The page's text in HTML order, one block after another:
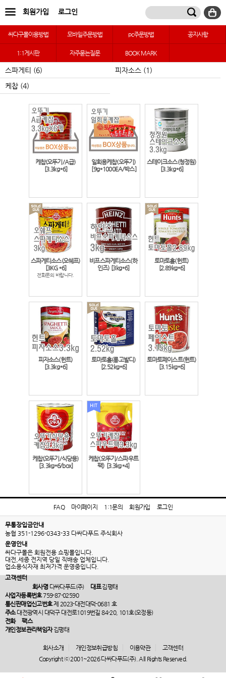
회원가입 로그인
싸다구몰이용방법 모바일주문방법 pc주문방법 공지사항
1:1게시판 자주묻는질문 BOOK MARK
스파게티 (6)
피자소스 (1)
케찹 (4)
케찹(오뚜기/A급)
[3.3kg*6]
일회용케찹(오뚜기)
[9g*1000EA/박스]
스테이크소스(청정원)
[3.3kg*6]
스파게티소스(오쉐프)
[3KG*6]
전화문의 바랍니다.
비프스파게티소스(하
인즈) [3kg*6]
토마토홀(헌트)
[2.89kg*6]
피자소스(헌트)
[3.3kg*6]
토마토홀(롱고발디)
[2.52kg*6]
토마토페이스트(헌트)
[3.15kg*6]
케찹(오뚜기/식당용)
[3.3kg*6/box]
케찹(오뚜기/스파우트
팩) [3.3kg*4]
FAQ 마이페이지 1:1문의 회원가입 로그인
무통장입금안내
농협 351-1296-0343-33 다싸다푸드 주식회사
운영안내
싸다구몰은 회원전용 쇼핑몰입니다.
대전,세종 전지역 당일 직배송 업체입니다.
업소용식자재 최저가격 운영중입니다.
고객센터
회사명다싸다푸드(주) 대표김평태
사업자등록번호759-87-02590
통신판매업신고번호제 2023-대전대덕-0681 호
주소대전광역시 대덕구 대전로1019번길 84-20, 101호(오정동)
전화
팩스
개인정보관리책임자김평태
회사소개 개인정보취급방침 이용약관
고객센터
Copyright ⓒ 2001~2026 다싸다푸드(주). All Rights Reserved.